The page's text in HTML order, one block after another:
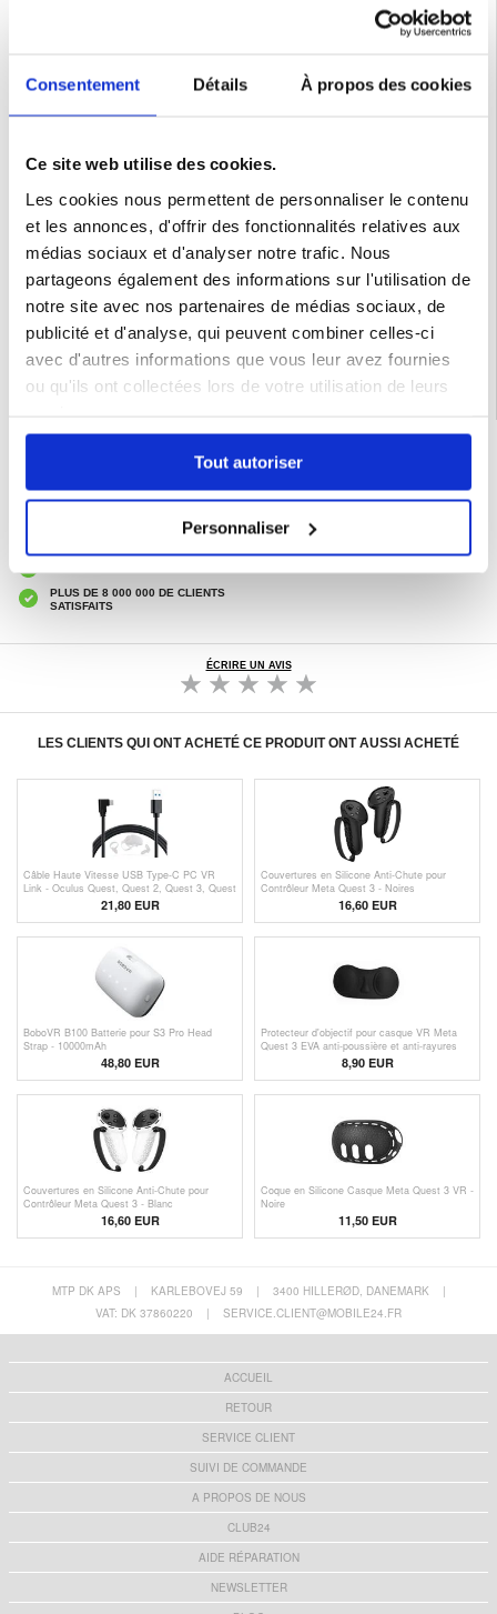
Consentement Détails À propos des cookies
Ce site web utilise des cookies.
Les cookies nous permettent de personnaliser le contenu
et les annonces, d'offrir des fonctionnalités relatives aux
médias sociaux et d'analyser notre trafic. Nous
partageons également des informations sur l'utilisation de
notre site avec nos partenaires de médias sociaux, de
publicité et d'analyse, qui peuvent combiner celles-ci
avec d'autres informations que vous leur avez fournies
ou qu'ils ont collectées lors de votre utilisation de leurs
Tout autoriser
Personnaliser
- Technologie silencieuse pour un fonctionnement silencieux
- Réglage flexible de la vitesse du vent sur 100 niveaux
- Support auxiliaire réglable en hauteur et amovible à l'arrière de la tête
- 1 x Courroie pour casque d'écoute
- 1 x Manuel de l'utilisateur en anglais
- 1 x Câble de chargement
EAN: 5714122440013
Catégories associées:Accessoires téléphone ,Casque VR Meta Quest /
POUR LES MEMBRES DU CLUB24
PLUS DE 8 000 000 DE CLIENTS
SATISFAITS
ÉCRIRE UN AVIS
LES CLIENTS QUI ONT ACHETÉ CE PRODUIT ONT AUSSI ACHETÉ
Câble Haute Vitesse USB Type-C PC VR
Link - Oculus Quest, Quest 2, Quest 3, Quest
21,80 EUR
Couvertures en Silicone Anti-Chute pour
Contrôleur Meta Quest 3 - Noires
16,60 EUR
BoboVR B100 Batterie pour S3 Pro Head
Strap - 10000mAh
48,80EUR
Protecteur d'objectif pour casque VR Meta
Quest 3 EVA anti-poussière et anti-rayures
8,90 EUR
Couvertures en Silicone Anti-Chute pour
Contrôleur Meta Quest 3 - Blanc
16,60 EUR
Coque en Silicone Casque Meta Quest 3 VR -
Noire
11,50 EUR
MTP DK APS | KARLEBOVEJ 59 | 3400 HILLERØD, DANEMARK
|
VAT: DK 37860220
| SERVICE.CLIENT@MOBILE24.FR
ACCUEIL
RETOUR
SERVICE CLIENT
SUIVI DE COMMANDE
A PROPOS DE NOUS
CLUB24
AIDE RÉPARATION
NEWSLETTER